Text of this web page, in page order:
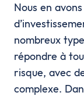
Nous en
nombreux
répondre à
risque, avec
complexe.